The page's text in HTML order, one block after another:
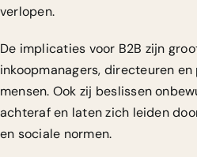
verlopen.
De implicaties voor B2B zijn
inkoopmanagers, directeuren
mensen. Ook zij beslissen
achteraf en laten zich leiden
en sociale normen.